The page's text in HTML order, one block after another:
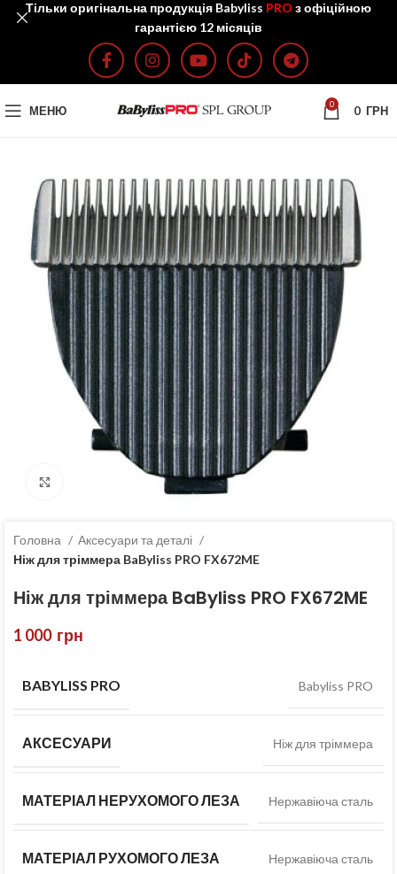
МЕНЮ 0 0 ГРН
Клацніть, щоб збільшити
Головна
Аксесуари та деталі
Ніж для тріммера BaByliss PRO FX672ME
Ніж для тріммера BaByliss PRO FX672ME
1 000 грн
BABYLISS PRO Babyliss PRO
АКСЕСУАРИ Ніж для тріммера
МАТЕРІАЛ НЕРУХОМОГО ЛЕЗА Нержавіюча сталь
МАТЕРІАЛ РУХОМОГО ЛЕЗА Нержавіюча сталь
Тільки оригінальна продукція Babyliss PRO з офіційною
гарантією 12 місяців